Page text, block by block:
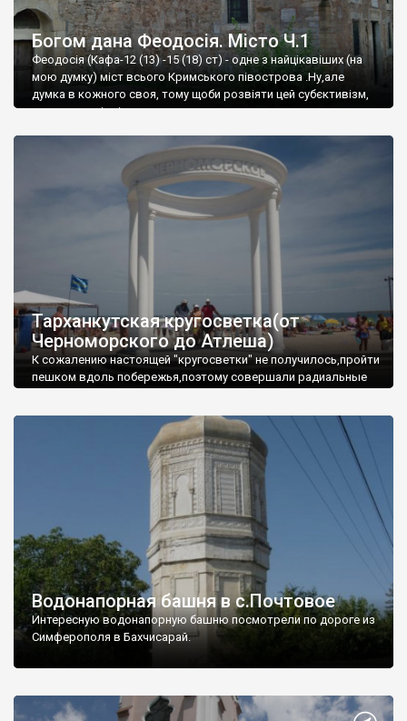
Богом дана Феодосія. Місто Ч.1
Феодосія (Кафа-12 (13) -15 (18) ст) - одне з найцікавіших (на
мою думку) міст всього Кримського півострова .Ну,але
думка в кожного своя, тому щоби розвіяти цей субєктивізм,
запрошую відвідати це
Тарханкутская кругосветка(от
Черноморского до Атлеша)
К сожалению настоящей "кругосветки" не получилось,пройти
пешком вдоль побережья,поэтому совершали радиальные
Водонапорная башня в с.Почтовое
Интересную водонапорную башню посмотрели по дороге из
Симферополя в Бахчисарай.